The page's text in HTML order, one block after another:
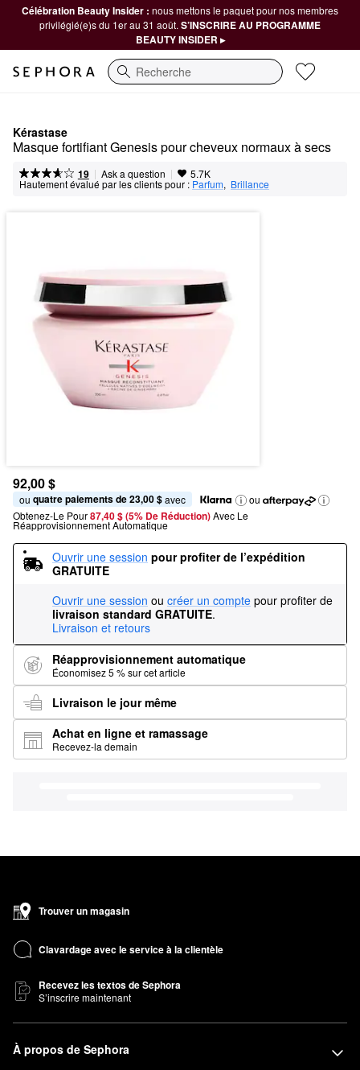
Célébration Beauty Insider : nous mettons le paquet pour nos membres
privilégié(e)s du 1er au 31 août. S’INSCRIRE AU PROGRAMME
BEAUTY INSIDER ▸
Recherche
Kérastase
Masque fortifiant Genesis pour cheveux normaux à secs
19 | Ask a question | 5.7K
Hautement évalué par les clients pour : Parfum, Brillance
92,00 $
ou quatre paiements de 23,00 $ avec
ou
Obtenez-Le Pour87,40 $ (5% De Réduction) Avec Le
Réapprovisionnement Automatique
Ouvrir une session pour profiter de l’expédition
GRATUITE
Ouvrir une session ou créer un compte pour profiter de
livraison standard GRATUITE.
Livraison et retours
Réapprovisionnement automatique
Économisez 5 % sur cet article
Livraison le jour même
Achat en ligne et ramassage
Recevez-la demain
Trouver un magasin
Clavardage avec le service à la clientèle
Recevez les textos de Sephora
S’inscrire maintenant
À propos de Sephora